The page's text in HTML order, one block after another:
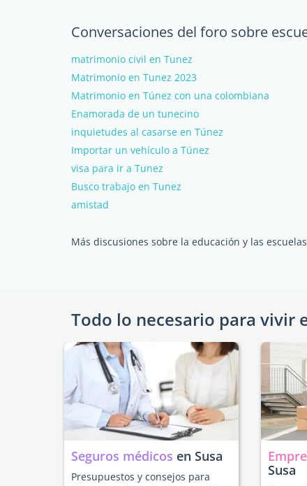
Conversaciones del foro sobre
matrimonio civil en Tunez
Matrimonio en Tunez 2023
Matrimonio en Túnez con una colombiana
Enamorada de un tunecino
inquietudes al casarse en Túnez
Importar un vehículo a Túnez
visa para ir a Tunez
Busco trabajo en Tunez
amistad
Más discusiones sobre la educación y las
Todo lo necesario para vivir
Seguros médicos en Susa
Presupuestos y consejos para
Susa